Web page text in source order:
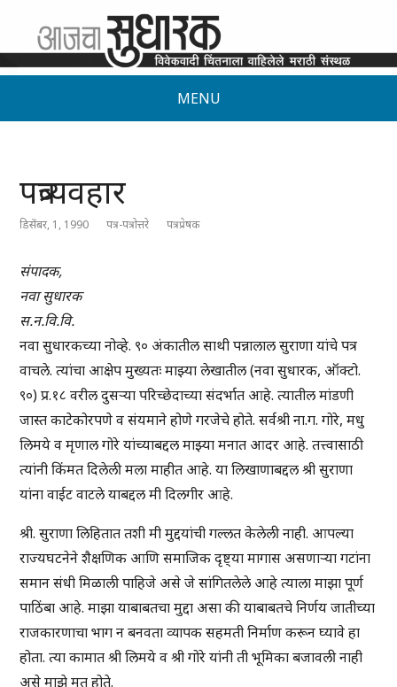
MENU
पत्रव्यवहार
डिसेंबर, 1, 1990 पत्र-पत्रोत्तरे पत्रप्रेषक
संपादक,
नवा सुधारक
स.न.वि.वि.
नवा सुधारकच्या नोव्हे. ९० अंकातील साथी पन्नालाल सुराणा यांचे पत्र
वाचले. त्यांचा आक्षेप मुख्यतः माझ्या लेखातील (नवा सुधारक, ऑक्टो.
९०) प्र.१८ वरील दुसर्‍या परिच्छेदाच्या संदर्भात आहे. त्यातील मांडणी
जास्त काटेकोरपणे व संयमाने होणे गरजेचे होते. सर्वश्री ना.ग. गोरे, मधु
लिमये व मृणाल गोरे यांच्याबद्दल माझ्या मनात आदर आहे. तत्त्वासाठी
त्यांनी किंमत दिलेली मला माहीत आहे. या लिखाणाबद्दल श्री सुराणा
यांना वाईट वाटले याबद्दल मी दिलगीर आहे.
श्री. सुराणा लिहितात तशी मी मुद्दयांची गल्लत केलेली नाही. आपल्या
राज्यघटनेने शैक्षणिक आणि समाजिक दृष्ट्या मागास असणार्‍या गटांना
समान संधी मिळाली पाहिजे असे जे सांगितलेले आहे त्याला माझा पूर्ण
पाठिंबा आहे. माझा याबाबतचा मुद्दा असा की याबाबतचे निर्णय जातीच्या
राजकारणाचा भाग न बनवता व्यापक सहमती निर्माण करून घ्यावे हा
होता. त्या कामात श्री लिमये व श्री गोरे यांनी ती भूमिका बजावली नाही
असे माझे मत होते.